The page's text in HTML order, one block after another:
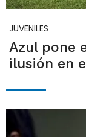
JUVENILES
Azul pone
ilusión en